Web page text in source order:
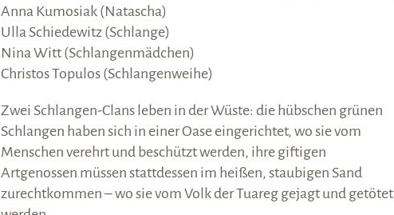
Anna Kumosiak (Natascha)
Ulla Schiedewitz (Schlange)
Nina Witt (Schlangenmädchen)
Christos Topulos (Schlangenweihe)
Zwei Schlangen-Clans leben in der Wüste: die hübschen grünen
Schlangen haben sich in einer Oase eingerichtet, wo sie vom
Menschen verehrt und beschützt werden, ihre giftigen
Artgenossen müssen stattdessen im heißen, staubigen Sand
zurechtkommen – wo sie vom Volk der Tuareg gejagt und getötet